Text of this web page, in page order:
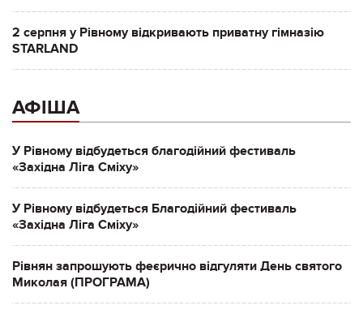
2 серпня у Рівному відкривають приватну гімназію
STARLAND
АФІША
У Рівному відбудеться благодійний фестиваль
«Західна Ліга Сміху»
У Рівному відбудеться Благодійний фестиваль
«Західна Ліга Сміху»
Рівнян запрошують феєрично відгуляти День святого
Миколая (ПРОГРАМА)